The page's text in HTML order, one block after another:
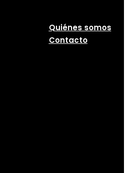
Quiénes somos
Contacto